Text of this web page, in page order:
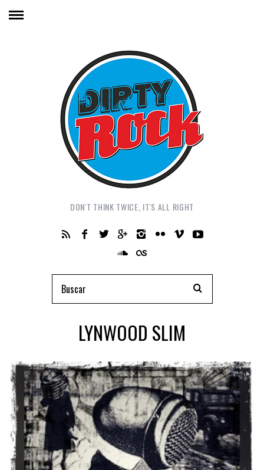
DON'T THINK TWICE, IT'S ALL RIGHT
LYNWOOD SLIM